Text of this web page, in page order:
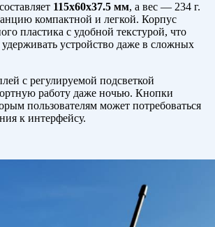
115x60x37.5 мм, а вес — 234 г.
компактной и легкой. Корпус
пластика с удобной текстурой, что
устройство даже в сложных
с регулируемой подсветкой
работу даже ночью. Кнопки
пользователям может потребоваться
к интерфейсу.